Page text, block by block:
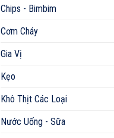
Chips - Bimbim
Cơm Cháy
Gia Vị
Kẹo
Khô Thịt Các Loại
Nước Uống - Sữa